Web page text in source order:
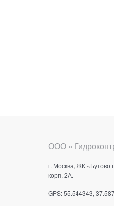
ООО «
г. Москва, ЖК «Бутово
корп. 2А.
GPS: 55.544343,